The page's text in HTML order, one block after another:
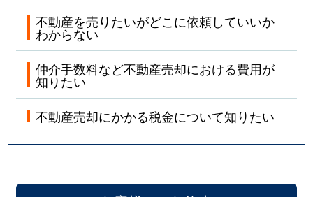
不動産を売りたいがどこに依頼していいか
わからない
仲介手数料など不動産売却における費用が
知りたい
不動産売却にかかる税金について知りたい